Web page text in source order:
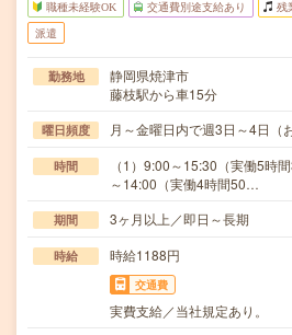
職種未経験OK 交通費別途支給あり 残
派遣
勤務地
静岡県焼津市
藤枝駅から車15分
曜日頻度 月～金曜日内で週3日～4日（
時間
（1）9:00～15:30（実働5時
～14:00（実働4時間50…
期間 3ヶ月以上／即日～長期
時給 時給1188円
交通費
実費支給／当社規定あり。